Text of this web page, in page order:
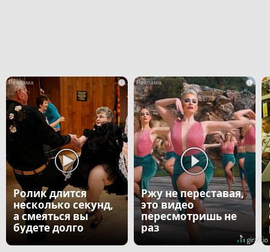
i
Ролик длится
несколько секунд,
а смеяться вы
будете долго
i
Ржу не переставая,
это видео
пересмотришь не
раз